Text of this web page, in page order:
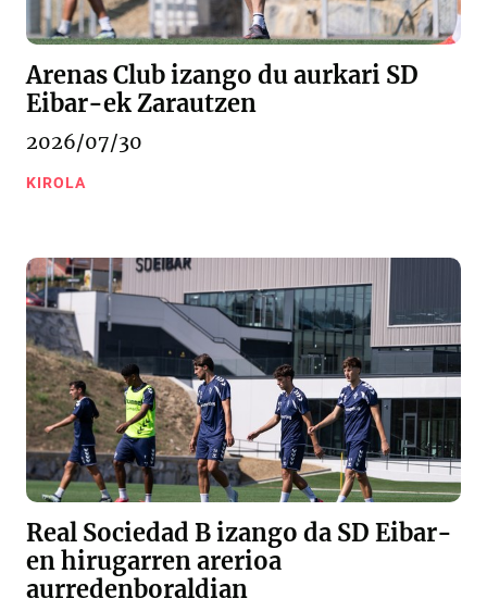
Arenas Club izango du aurkari SD
Eibar-ek Zarautzen
2026/07/30
KIROLA
Real Sociedad B izango da SD Eibar-
en hirugarren arerioa
aurredenboraldian